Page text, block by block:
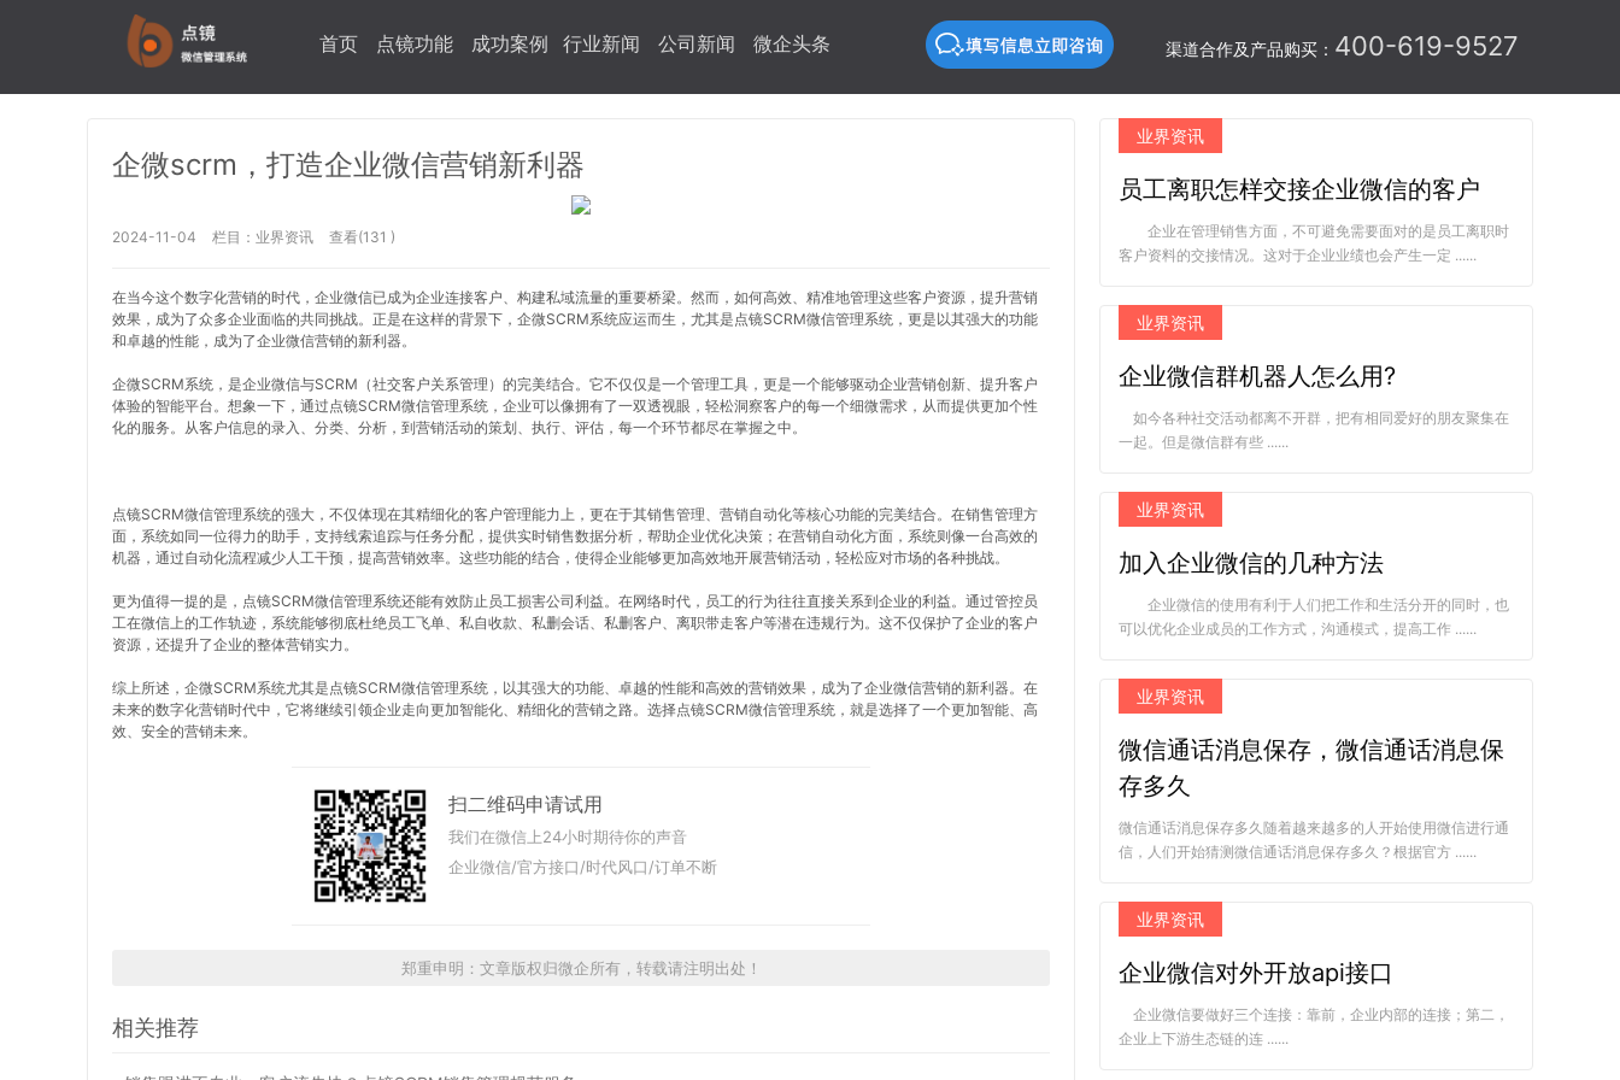
渠道合作及产品购买： 400-619-9527
首页 点镜功能 成功案例 行业新闻 公司新闻 微企头条
企微scrm，打造企业微信营销新利器
2024-11-04 栏目： 业界资讯 查看(131 )
在当今这个数字化营销的时代，企业微信已成为企业连接客户、构建私域流量的重要桥梁。然而，如何高效、精准地管理这些客户资源，提升营销
效果，成为了众多企业面临的共同挑战。正是在这样的背景下，企微SCRM系统应运而生，尤其是点镜SCRM微信管理系统，更是以其强大的功能
和卓越的性能，成为了企业微信营销的新利器。
企微SCRM系统，是企业微信与SCRM（社交客户关系管理）的完美结合。它不仅仅是一个管理工具，更是一个能够驱动企业营销创新、提升客户
体验的智能平台。想象一下，通过点镜SCRM微信管理系统，企业可以像拥有了一双透视眼，轻松洞察客户的每一个细微需求，从而提供更加个性
化的服务。从客户信息的录入、分类、分析，到营销活动的策划、执行、评估，每一个环节都尽在掌握之中。
点镜SCRM微信管理系统的强大，不仅体现在其精细化的客户管理能力上，更在于其销售管理、营销自动化等核心功能的完美结合。在销售管理方
面，系统如同一位得力的助手，支持线索追踪与任务分配，提供实时销售数据分析，帮助企业优化决策；在营销自动化方面，系统则像一台高效的
机器，通过自动化流程减少人工干预，提高营销效率。这些功能的结合，使得企业能够更加高效地开展营销活动，轻松应对市场的各种挑战。
更为值得一提的是，点镜SCRM微信管理系统还能有效防止员工损害公司利益。在网络时代，员工的行为往往直接关系到企业的利益。通过管控员
工在微信上的工作轨迹，系统能够彻底杜绝员工飞单、私自收款、私删会话、私删客户、离职带走客户等潜在违规行为。这不仅保护了企业的客户
资源，还提升了企业的整体营销实力。
综上所述，企微SCRM系统尤其是点镜SCRM微信管理系统，以其强大的功能、卓越的性能和高效的营销效果，成为了企业微信营销的新利器。在
未来的数字化营销时代中，它将继续引领企业走向更加智能化、精细化的营销之路。选择点镜SCRM微信管理系统，就是选择了一个更加智能、高
效、安全的营销未来。
扫二维码申请试用
我们在微信上24小时期待你的声音
企业微信/官方接口/时代风口/订单不断
郑重申明：文章版权归微企所有，转载请注明出处！
相关推荐
业界资讯
员工离职怎样交接企业微信的客户
企业在管理销售方面，不可避免需要面对的是员工离职时
客户资料的交接情况。这对于企业业绩也会产生一定 ......
业界资讯
企业微信群机器人怎么用?
如今各种社交活动都离不开群，把有相同爱好的朋友聚集在
一起。但是微信群有些 ......
业界资讯
加入企业微信的几种方法
企业微信的使用有利于人们把工作和生活分开的同时，也
可以优化企业成员的工作方式，沟通模式，提高工作 ......
业界资讯
微信通话消息保存，微信通话消息保
存多久
微信通话消息保存多久随着越来越多的人开始使用微信进行通
信，人们开始猜测微信通话消息保存多久？根据官方 ......
业界资讯
企业微信对外开放api接口
企业微信要做好三个连接：靠前，企业内部的连接；第二，
企业上下游生态链的连 ......